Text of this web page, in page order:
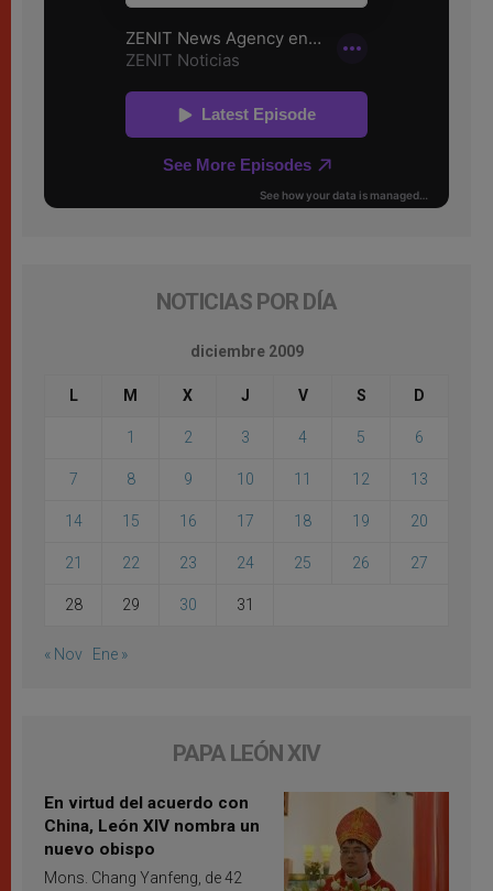
NOTICIAS POR DÍA
diciembre 2009
L M X J V S D
1 2 3 4 5 6
7 8 9 10 11 12 13
14 15 16 17 18 19 20
21 22 23 24 25 26 27
28 29 30 31
« Nov Ene »
PAPA LEÓN XIV
En virtud del acuerdo con
China, León XIV nombra un
nuevo obispo
Mons. Chang Yanfeng, de 42